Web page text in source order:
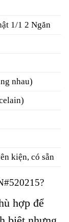
1/1 2 Ngăn
nhau)
kiện, có sẵn
hợp để